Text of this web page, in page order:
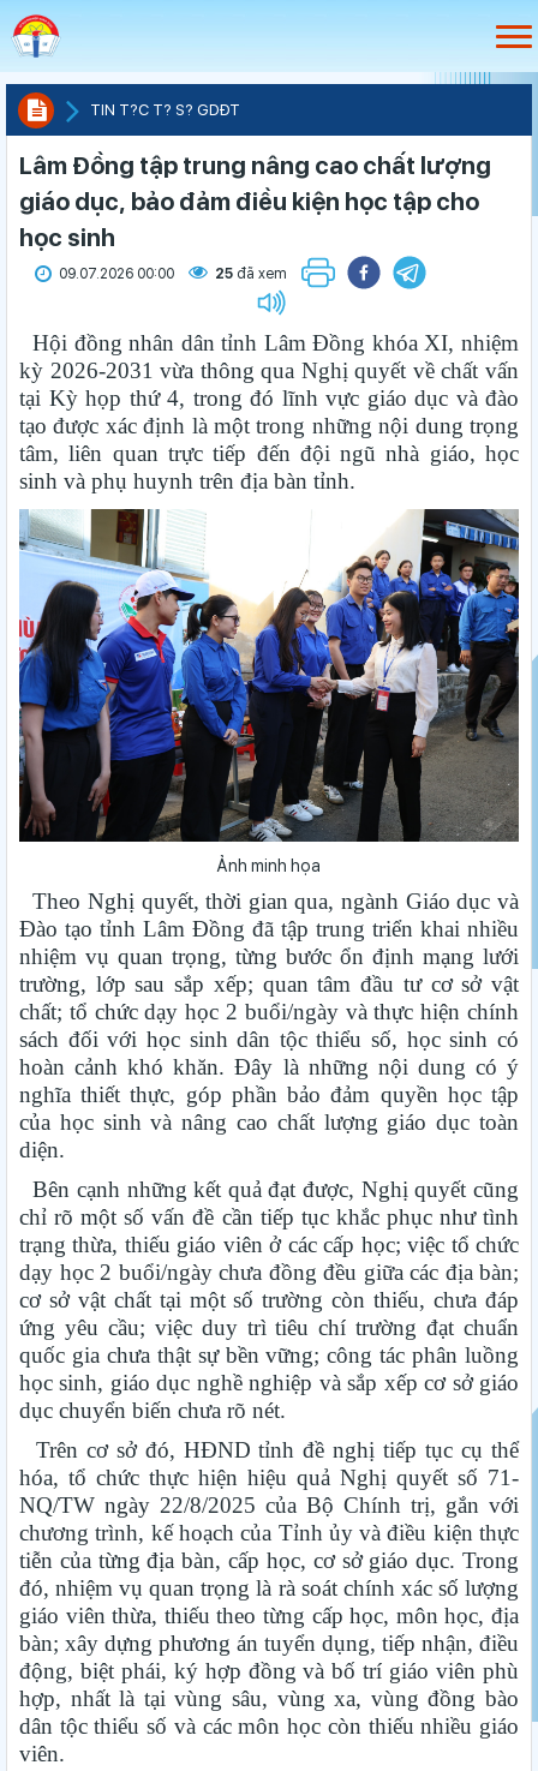
TIN T?C T? S? GDÐT
Lâm Đồng tập trung nâng cao chất lượng
giáo dục, bảo đảm điều kiện học tập cho
học sinh
09.07.2026 00:00 25 đã xem
Hội đồng nhân dân tỉnh Lâm Đồng khóa XI, nhiệm
kỳ 2026-2031 vừa thông qua Nghị quyết về chất vấn
tại Kỳ họp thứ 4, trong đó lĩnh vực giáo dục và đào
tạo được xác định là một trong những nội dung trọng
tâm, liên quan trực tiếp đến đội ngũ nhà giáo, học
sinh và phụ huynh trên địa bàn tỉnh.
Ảnh minh họa
Theo Nghị quyết, thời gian qua, ngành Giáo dục và
Đào tạo tỉnh Lâm Đồng đã tập trung triển khai nhiều
nhiệm vụ quan trọng, từng bước ổn định mạng lưới
trường, lớp sau sắp xếp; quan tâm đầu tư cơ sở vật
chất; tổ chức dạy học 2 buổi/ngày và thực hiện chính
sách đối với học sinh dân tộc thiểu số, học sinh có
hoàn cảnh khó khăn. Đây là những nội dung có ý
nghĩa thiết thực, góp phần bảo đảm quyền học tập
của học sinh và nâng cao chất lượng giáo dục toàn
diện.
Bên cạnh những kết quả đạt được, Nghị quyết cũng
chỉ rõ một số vấn đề cần tiếp tục khắc phục như tình
trạng thừa, thiếu giáo viên ở các cấp học; việc tổ chức
dạy học 2 buổi/ngày chưa đồng đều giữa các địa bàn;
cơ sở vật chất tại một số trường còn thiếu, chưa đáp
ứng yêu cầu; việc duy trì tiêu chí trường đạt chuẩn
quốc gia chưa thật sự bền vững; công tác phân luồng
học sinh, giáo dục nghề nghiệp và sắp xếp cơ sở giáo
dục chuyển biến chưa rõ nét.
Trên cơ sở đó, HĐND tỉnh đề nghị tiếp tục cụ thể
hóa, tổ chức thực hiện hiệu quả Nghị quyết số 71-
NQ/TW ngày 22/8/2025 của Bộ Chính trị, gắn với
chương trình, kế hoạch của Tỉnh ủy và điều kiện thực
tiễn của từng địa bàn, cấp học, cơ sở giáo dục. Trong
đó, nhiệm vụ quan trọng là rà soát chính xác số lượng
giáo viên thừa, thiếu theo từng cấp học, môn học, địa
bàn; xây dựng phương án tuyển dụng, tiếp nhận, điều
động, biệt phái, ký hợp đồng và bố trí giáo viên phù
hợp, nhất là tại vùng sâu, vùng xa, vùng đồng bào
dân tộc thiểu số và các môn học còn thiếu nhiều giáo
viên.